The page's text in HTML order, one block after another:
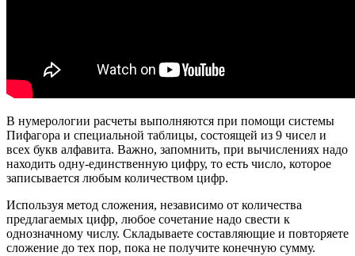
В нумерологии расчеты выполняются при помощи системы
Пифагора и специальной таблицы, состоящей из 9 чисел и
всех букв алфавита. Важно, запомнить, при вычислениях надо
находить одну-единственную цифру, то есть число, которое
записывается любым количеством цифр.
Используя метод сложения, независимо от количества
предлагаемых цифр, любое сочетание надо свести к
однозначному числу. Складываете составляющие и повторяете
сложение до тех пор, пока не получите конечную сумму.